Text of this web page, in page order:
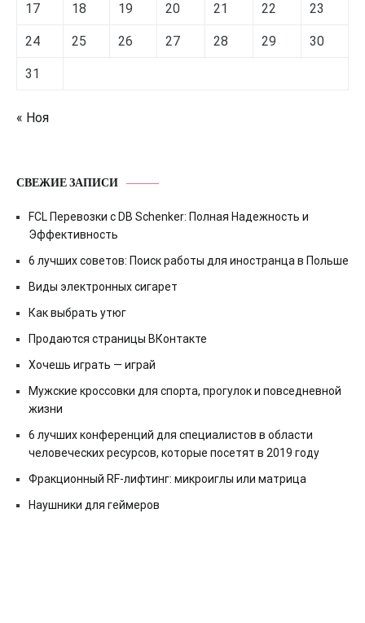
17 18 19 20 21 22 23
24 25 26 27 28 29 30
31
« Ноя
СВЕЖИЕ ЗАПИСИ
FCL Перевозки с DB Schenker: Полная Надежность и
Эффективность
6 лучших советов: Поиск работы для иностранца в Польше
Виды электронных сигарет
Как выбрать утюг
Продаются страницы ВКонтакте
Хочешь играть — играй
Мужские кроссовки для спорта, прогулок и повседневной
жизни
6 лучших конференций для специалистов в области
человеческих ресурсов, которые посетят в 2019 году
Фракционный RF-лифтинг: микроиглы или матрица
Наушники для геймеров